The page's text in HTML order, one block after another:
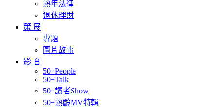
熟年法律
退休理財
策 展
專題
圖片故事
影 音
50+People
50+Talk
50+讀者Show
50+熟齡MV特輯